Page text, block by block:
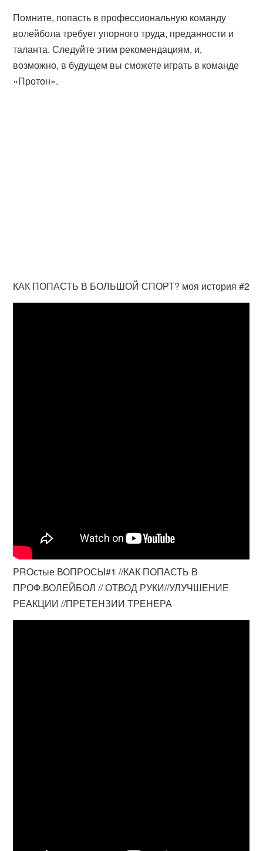
Помните, попасть в профессиональную команду
волейбола требует упорного труда, преданности и
таланта. Следуйте этим рекомендациям, и,
возможно, в будущем вы сможете играть в команде
«Протон».
КАК ПОПАСТЬ В БОЛЬШОЙ СПОРТ? моя история #2
PROстые ВОПРОСЫ#1 //КАК ПОПАСТЬ В
ПРОФ.ВОЛЕЙБОЛ // ОТВОД РУКИ//УЛУЧШЕНИЕ
РЕАКЦИИ //ПРЕТЕНЗИИ ТРЕНЕРА